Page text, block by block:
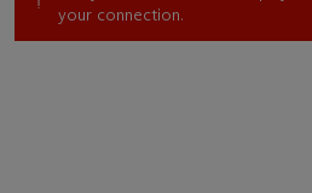
your connection.